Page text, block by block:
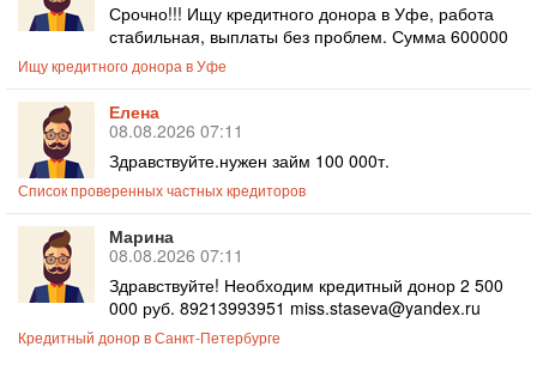
Срочно!!! Ищу кредитного донора в Уфе, работа
стабильная, выплаты без проблем. Сумма 600000
Ищу кредитного донора в Уфе
Елена
08.08.2026 07:11
Здравствуйте.нужен займ 100 000т.
Список проверенных частных кредиторов
Марина
08.08.2026 07:11
Здравствуйте! Необходим кредитный донор 2 500
000 руб. 89213993951 miss.staseva@yandex.ru
Кредитный донор в Санкт-Петербурге